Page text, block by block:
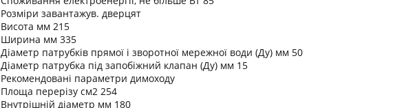
Розміри завантажув. дверцят
Висота мм 215
Ширина мм 335
Діаметр патрубків прямої і зворотної мережної води (Ду) мм 50
Діаметр патрубка під запобіжний клапан (Ду) мм 15
Рекомендовані параметри димоходу
Площа перерізу см2 254
Внутрішній діаметр мм 180